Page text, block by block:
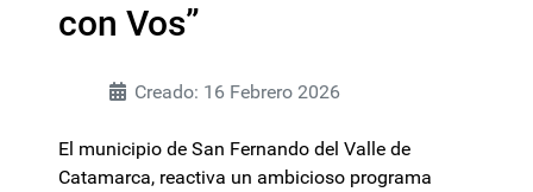
con Vos”
Creado: 16 Febrero 2026
El municipio de San Fernando del Valle de
Catamarca, reactiva un ambicioso programa